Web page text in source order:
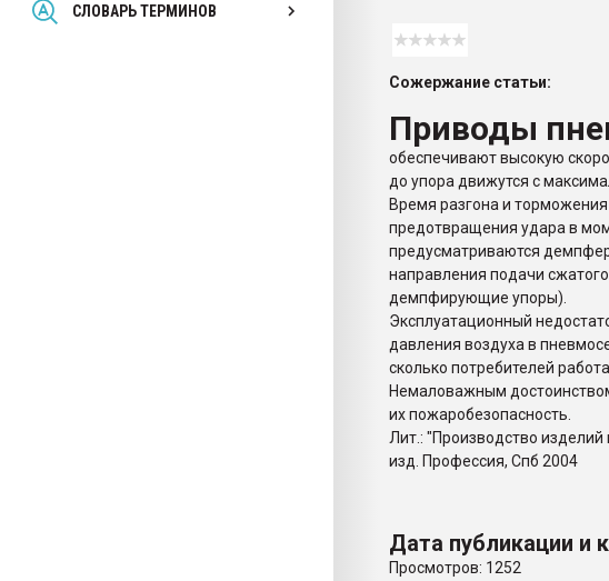
СЛОВАРЬ ТЕРМИНОВ
ПЕРЕЙТИ НА ФОРУМ
Сожержание статьи:
Приводы
обеспечивают высокую
до упора движутся с
Время разгона и
предотвращения удара в
предусматриваются
направления подачи
демпфирующие упоры).
Эксплуатационный
давления воздуха в
сколько потребителей
Немаловажным
их пожаробезопасность.
Лит.: "Производство
изд. Профессия, Спб 2004
Дата публикации и
Просмотров: 1252